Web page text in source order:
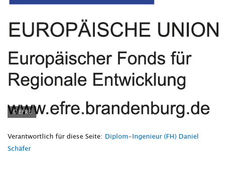
© EFRE
Verantwortlich für diese Seite:
Diplom-Ingenieur (FH) Daniel
Schäfer